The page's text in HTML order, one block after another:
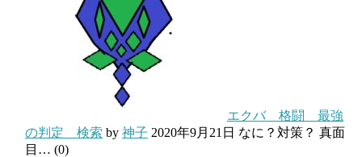
エクバ 格闘 最強
の判定 検索 by 神子 2020年9月21日 なに？対策？ 真面
目… (0)